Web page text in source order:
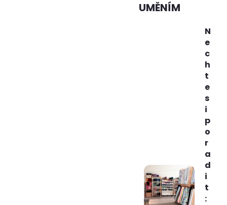
UMĚNÍM
N
e
c
h
t
e
s
i
p
o
r
a
d
i
t
: